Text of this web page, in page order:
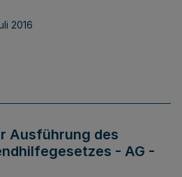
2016
Ausführung des
- AG -